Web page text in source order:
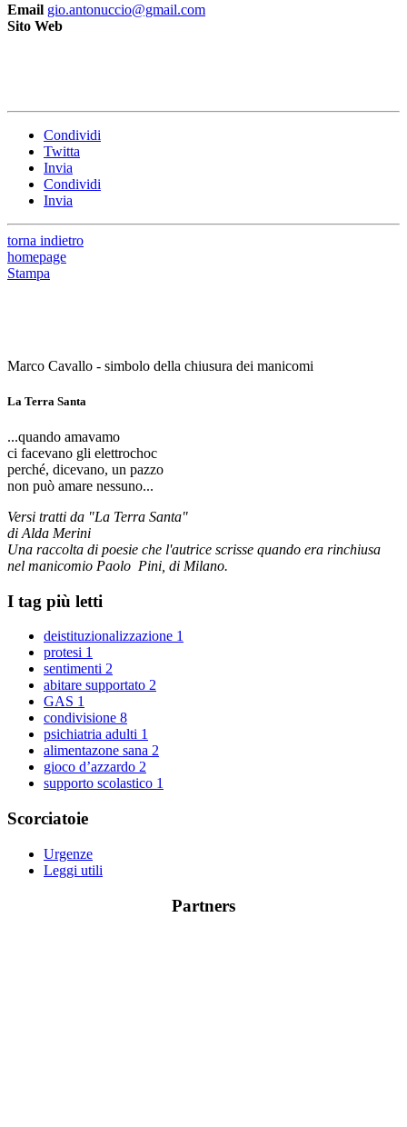
Email gio.antonuccio@gmail.com
Sito Web
Condividi
Twitta
Invia
Condividi
Invia
torna indietro
homepage
Stampa
Marco Cavallo - simbolo della chiusura dei manicomi
La Terra Santa
...quando amavamo
ci facevano gli elettrochoc
perché, dicevano, un pazzo
non può amare nessuno...
Versi tratti da "La Terra Santa"
di Alda Merini
Una raccolta di poesie che l'autrice scrisse quando era rinchiusa
nel manicomio Paolo Pini, di Milano.
I tag più letti
deistituzionalizzazione 1
protesi 1
sentimenti 2
abitare supportato 2
GAS 1
condivisione 8
psichiatria adulti 1
alimentazone sana 2
gioco d’azzardo 2
supporto scolastico 1
Scorciatoie
Urgenze
Leggi utili
Partners